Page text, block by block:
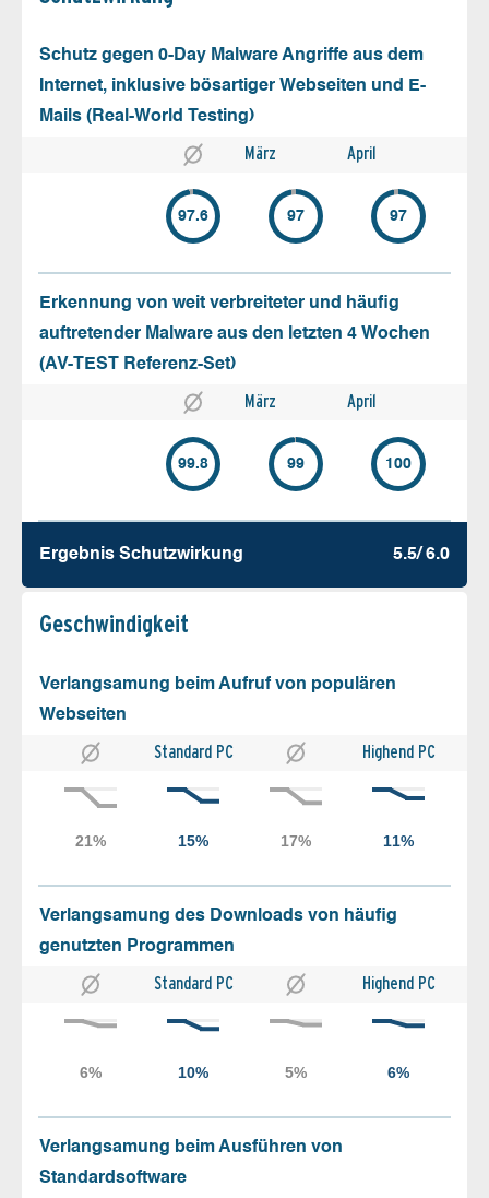
Schutz gegen 0-Day Malware Angriffe aus dem
Internet, inklusive bösartiger Webseiten und E-
Mails (Real-World Testing)
März April
97.6 97 97
Erkennung von weit verbreiteter und häufig
auftretender Malware aus den letzten 4 Wochen
(AV-TEST Referenz-Set)
März April
99.8 99 100
Ergebnis Schutz­wirkung 5.5/ 6.0
Geschw­indigkeit
Verlangsamung beim Aufruf von populären
Webseiten
Standard PC Highend PC
Verlangsamung des Downloads von häufig
genutzten Programmen
Standard PC Highend PC
Verlangsamung beim Ausführen von
Standardsoftware